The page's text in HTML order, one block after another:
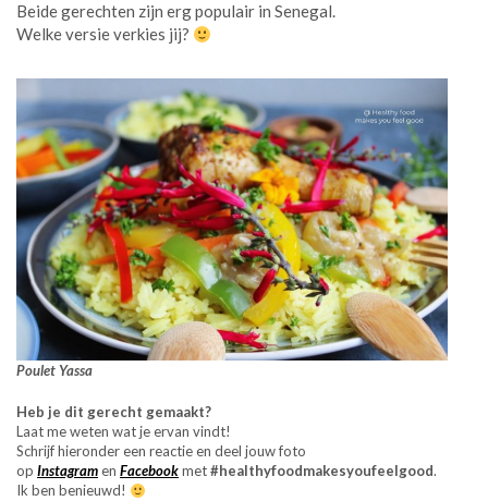
Beide gerechten zijn erg populair in Senegal.
Welke versie verkies jij?
Poulet Yassa
Heb je dit gerecht gemaakt?
Laat me weten wat je ervan vindt!
Schrijf hieronder een reactie en deel jouw foto
op Instagramen Facebookmet#healthyfoodmakesyoufeelgood.
Ik ben benieuwd!